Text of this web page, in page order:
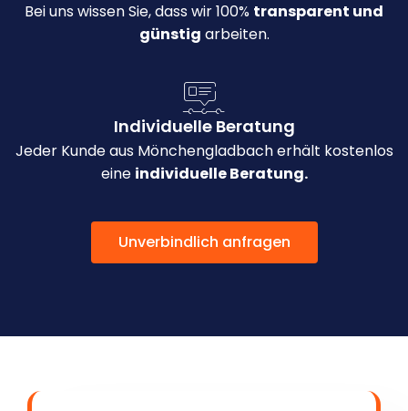
Bei uns wissen Sie, dass wir 100% transparent und
günstig arbeiten.
Individuelle Beratung
Jeder Kunde aus Mönchengladbach erhält kostenlos
eine individuelle Beratung.
Unverbindlich anfragen